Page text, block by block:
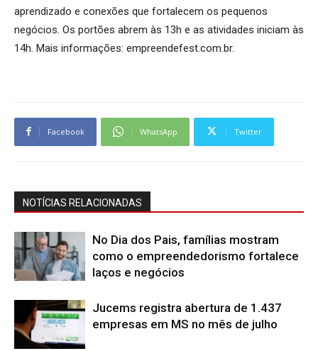
aprendizado e conexões que fortalecem os pequenos
negócios. Os portões abrem às 13h e as atividades iniciam às
14h. Mais informações: empreendefest.com.br.
Facebook WhatsApp Twitter
NOTÍCIAS RELACIONADAS
No Dia dos Pais, famílias mostram
como o empreendedorismo fortalece
laços e negócios
Jucems registra abertura de 1.437
empresas em MS no mês de julho